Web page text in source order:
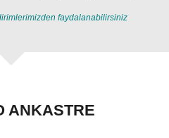
faydalanabilirsiniz
ANKASTRE